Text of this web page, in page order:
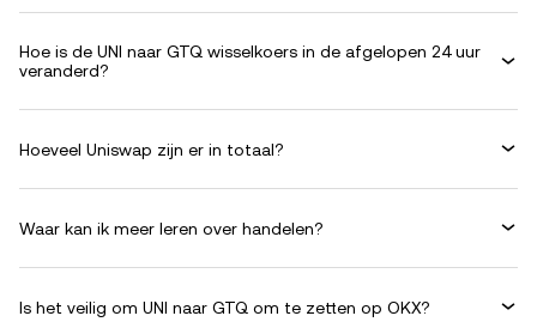
Hoe is de UNI naar GTQ wisselkoers in de afgelopen 24 uur
veranderd?
Hoeveel Uniswap zijn er in totaal?
Waar kan ik meer leren over handelen?
Is het veilig om UNI naar GTQ om te zetten op OKX?